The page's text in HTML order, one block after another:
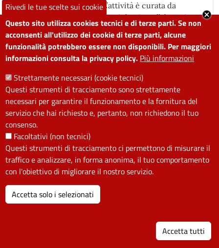
Rivedi le tue scelte sui cookie
Questo sito utilizza cookies tecnici e di terze parti. Se non
acconsenti all'utilizzo dei cookie di terze parti, alcune
funzionalità potrebbero essere non disponibili. Per maggiori
informazioni consulta la privacy policy. Più informazioni
Strettamente necessari (cookie tecnici)
Questi strumenti di tracciamento sono strettamente
necessari per garantire il funzionamento e la fornitura del
servizio che hai richiesto e, pertanto, non richiedono il tuo
consenso.
Facoltativi (non tecnici)
Questi strumenti di tracciamento ci permettono di misurare il
traffico e analizzare, in forma anonima, il tuo comportamento
con l'obiettivo di migliorare il nostro servizio.
Accetta solo i selezionati
Accetta tutti
costruzioni organiche. L’attività è curata da
Arundo – costruzioni organiche, in collaborazione
con il progetto Orti Metropolitani, Legambiente
Firenze, La Città Bambina e altre realtà locali
impegnate in percorsi di sostenibilità e
educazione ambientale.
L'iniziativa, rivolta a tutti gli interessati a tecniche
di costruzione ecocompatibili e a pratiche di
autosufficienza, è gratuita, ma è necessaria
l’iscrizione.
Per partecipare è possibile scrivere a:
ortimetropolitani@gmail.com
nell’ambito delle attività ambientali e formative
promosse dal Quartiere 4 – Isolotto Legnaia e